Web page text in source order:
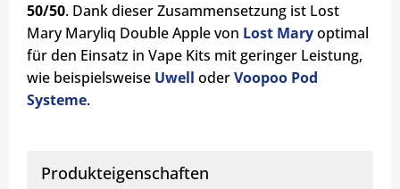
50/50. Dank dieser Zusammensetzung ist Lost
Mary Maryliq Double Apple von Lost Maryoptimal
für den Einsatz in Vape Kits mit geringer Leistung,
wie beispielsweise Uwell oderVoopoo Pod
Systeme.
Produkteigenschaften